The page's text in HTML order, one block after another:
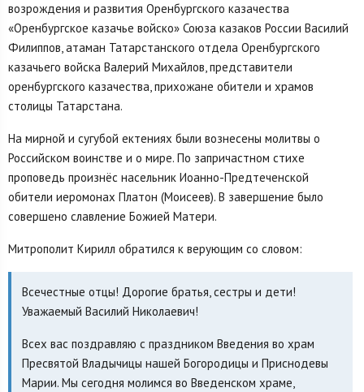
возрождения и развития Оренбургского казачества
«Оренбургское казачье войско» Союза казаков России Василий
Филиппов, атаман Татарстанского отдела Оренбургского
казачьего войска Валерий Михайлов, представители
оренбургского казачества, прихожане обители и храмов
столицы Татарстана.
На мирной и сугубой ектениях были вознесены молитвы о
Российском воинстве и о мире. По запричастном стихе
проповедь произнёс насельник Иоанно-Предтеченской
обители иеромонах Платон (Моисеев). В завершение было
совершено славление Божией Матери.
Митрополит Кирилл обратился к верующим со словом:
Всечестные отцы! Дорогие братья, сестры и дети!
Уважаемый Василий Николаевич!
Всех вас поздравляю с праздником Введения во храм
Пресвятой Владычицы нашей Богородицы и Приснодевы
Марии. Мы сегодня молимся во Введенском храме,